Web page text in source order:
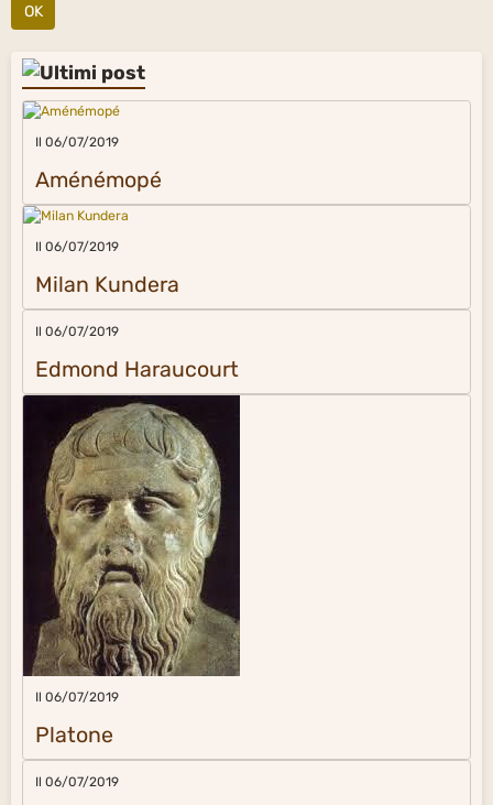
OK
Il 06/07/2019
Aménémopé
Il 06/07/2019
Milan Kundera
Il 06/07/2019
Edmond Haraucourt
Il 06/07/2019
Platone
Il 06/07/2019